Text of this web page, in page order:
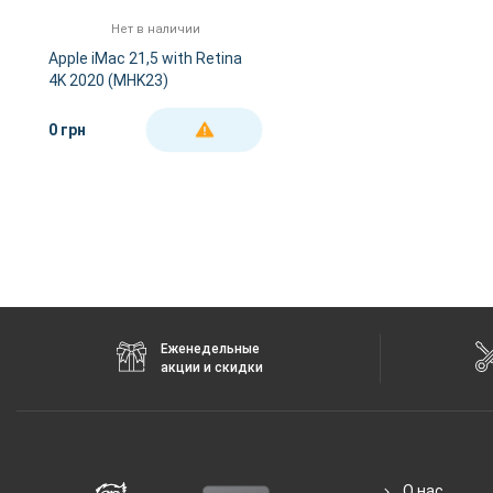
Нет в наличии
Apple iMac 21,5 with Retina
4K 2020 (MHK23)
0 грн ДЕТАЛЬНЕЕ
Еженедельные
акции и скидки